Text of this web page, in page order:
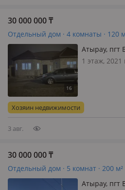
30 000 000₸
Отдельный дом · 4 комнаты · 120
Атырау, пгт
80
1 этаж, 2021
приездом в
построен для
Хозяин недвижимости
3 авг.
30 000 000₸
Отдельный дом · 5 комнат · 200 м²
Атырау, пгт